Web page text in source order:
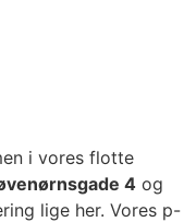
i vores flotte
4 og
lige her. Vores p-